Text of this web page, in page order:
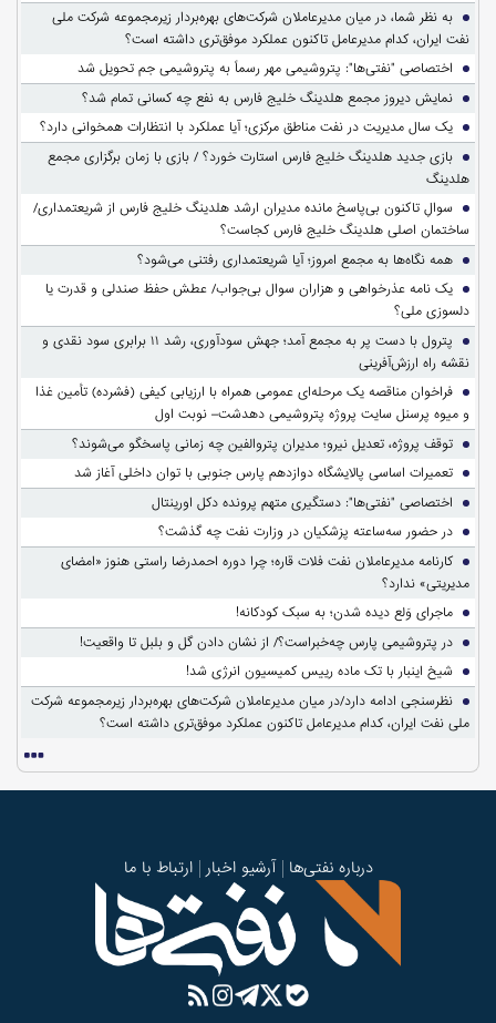
به نظر شما، در میان مدیرعاملان شرکت‌های بهره‌بردار زیرمجموعه شرکت ملی
نفت ایران، کدام مدیرعامل تاکنون عملکرد موفق‌تری داشته است؟
اختصاصی "نفتی‌ها": پتروشیمی مهر رسماً به پتروشیمی جم تحویل شد
نمایش دیروز مجمع هلدینگ خلیج فارس به نفع چه کسانی تمام شد؟
یک سال مدیریت در نفت مناطق مرکزی؛ آیا عملکرد با انتظارات همخوانی دارد؟
بازی جدید هلدینگ خلیج فارس استارت خورد؟ / بازی با زمان برگزاری مجمع
هلدینگ
سوالِ تاکنون بی‌پاسخ مانده مدیران ارشد هلدینگ خلیج فارس از شریعتمداری/
ساختمان اصلی هلدینگ خلیج فارس کجاست؟
همه نگاه‌ها به مجمع امروز؛ آیا شریعتمداری رفتنی می‌شود؟
یک نامه عذرخواهی و هزاران سوال بی‌جواب/ عطش حفظ صندلی و قدرت یا
دلسوزی ملی؟
پترول با دست پر به مجمع آمد؛ جهش سودآوری، رشد ۱۱ برابری سود نقدی و
نقشه راه ارزش‌آفرینی
فراخوان مناقصه یک مرحله‌ای عمومی همراه با ارزیابی کیفی (فشرده) تأمین غذا
و میوه پرسنل سایت پروژه پتروشیمی دهدشت– نوبت اول
توقف پروژه، تعدیل نیرو؛ مدیران پتروالفین چه زمانی پاسخگو می‌شوند؟
تعمیرات اساسی پالایشگاه دوازدهم پارس جنوبی با توان داخلی آغاز شد
اختصاصی "نفتی‌ها": دستگیری متهم پرونده دکل اورینتال
در حضور سه‌ساعته پزشکیان در وزارت نفت چه گذشت؟
کارنامه مدیرعاملان نفت فلات قاره؛ چرا دوره احمدرضا راستی هنوز «امضای
مدیریتی» ندارد؟
ماجرای وَلع دیده شدن؛ به سبک کودکانه!
در پتروشیمی پارس چه‌خبراست؟/ از نشان دادن گل و بلبل تا واقعیت!
شیخ اینبار با تک ماده رییس کمیسیون انرژی شد!
نظرسنجی ادامه دارد/در میان مدیرعاملان شرکت‌های بهره‌بردار زیرمجموعه شرکت
ملی نفت ایران، کدام مدیرعامل تاکنون عملکرد موفق‌تری داشته است؟
درباره نفتی‌ها آرشیو اخبار ارتباط با ما